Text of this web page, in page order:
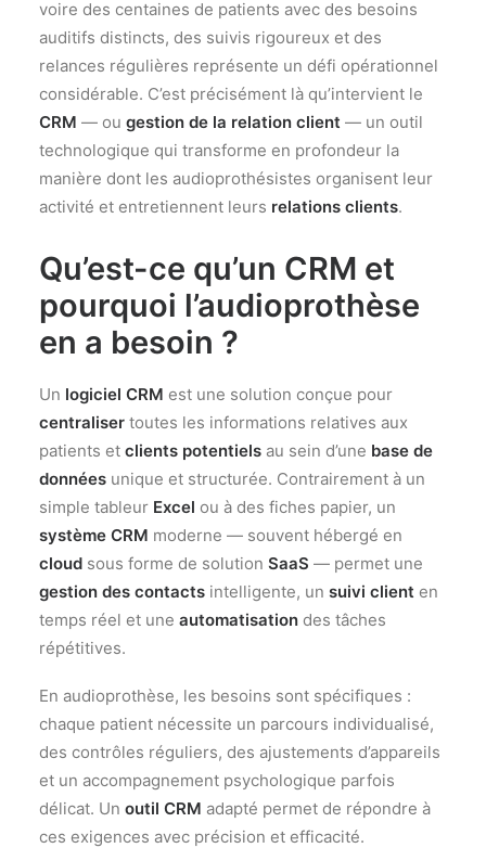
voire des centaines de patients avec des besoins
auditifs distincts, des suivis rigoureux et des
relances régulières représente un défi opérationnel
considérable. C’est précisément là qu’intervient le
CRM — ou gestion de la relation client — un outil
technologique qui transforme en profondeur la
manière dont les audioprothésistes organisent leur
activité et entretiennent leurs relations clients.
Qu’est-ce qu’un CRM et
pourquoi l’audioprothèse
en a besoin ?
Un logiciel CRM est une solution conçue pour
centraliser toutes les informations relatives aux
patients et clients potentiels au sein d’une base de
données unique et structurée. Contrairement à un
simple tableur Excel ou à des fiches papier, un
système CRM moderne — souvent hébergé en
cloud sous forme de solution SaaS — permet une
gestion des contacts intelligente, un suivi client en
temps réel et une automatisation des tâches
répétitives.
En audioprothèse, les besoins sont spécifiques :
chaque patient nécessite un parcours individualisé,
des contrôles réguliers, des ajustements d’appareils
et un accompagnement psychologique parfois
délicat. Un outil CRM adapté permet de répondre à
ces exigences avec précision et efficacité.